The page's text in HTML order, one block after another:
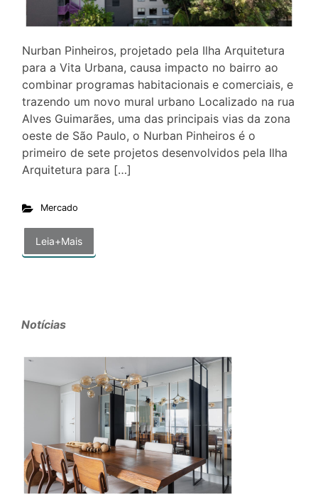
Nurban Pinheiros, projetado pela Ilha Arquitetura
para a Vita Urbana, causa impacto no bairro ao
combinar programas habitacionais e comerciais, e
trazendo um novo mural urbano Localizado na rua
Alves Guimarães, uma das principais vias da zona
oeste de São Paulo, o Nurban Pinheiros é o
primeiro de sete projetos desenvolvidos pela Ilha
Arquitetura para […]
Mercado
Leia+Mais
Notícias